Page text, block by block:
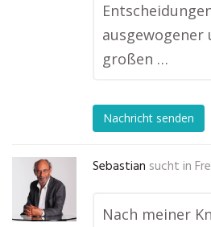
ausgewogener
großen …
Nachricht senden
Sebastian sucht in
Nach meiner